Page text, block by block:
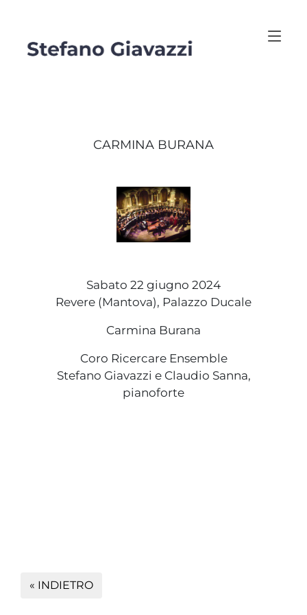
CARMINA BURANA
Sabato 22 giugno 2024
Revere (Mantova), Palazzo Ducale
Carmina Burana
Coro Ricercare Ensemble
Stefano Giavazzi e Claudio Sanna,
pianoforte
« INDIETRO